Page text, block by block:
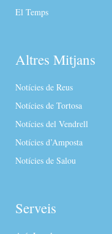
El Temps
Altres Mitjans
Notícies de Reus
Notícies de Tortosa
Notícies del Vendrell
Notícies d’Amposta
Notícies de Salou
Serveis